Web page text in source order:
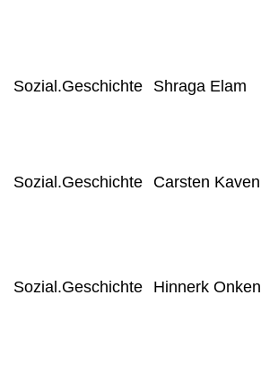
Sozial.Geschichte Shraga Elam
Sozial.Geschichte Carsten Kaven
Sozial.Geschichte Hinnerk Onken